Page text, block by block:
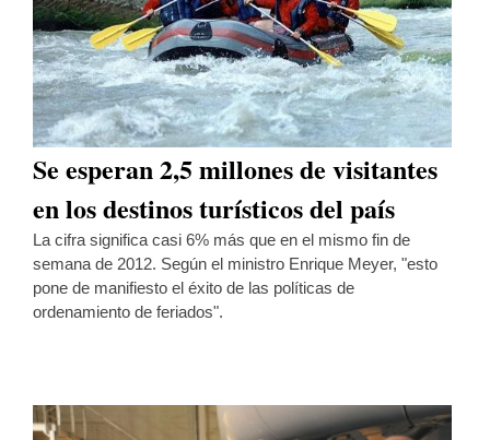
Se esperan 2,5 millones de visitantes
en los destinos turísticos del país
La cifra significa casi 6% más que en el mismo fin de
semana de 2012. Según el ministro Enrique Meyer, "esto
pone de manifiesto el éxito de las políticas de
ordenamiento de feriados".